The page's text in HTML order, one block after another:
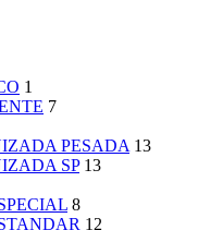
1
7
PESADA 13
SP 13
8
12